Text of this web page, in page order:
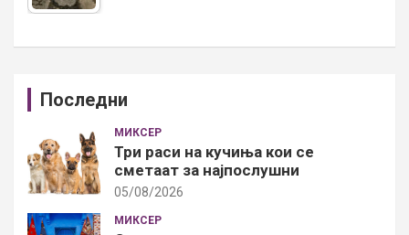
Последни
МИКСЕР
Три раси на кучиња кои се
сметаат за најпослушни
05/08/2026
МИКСЕР